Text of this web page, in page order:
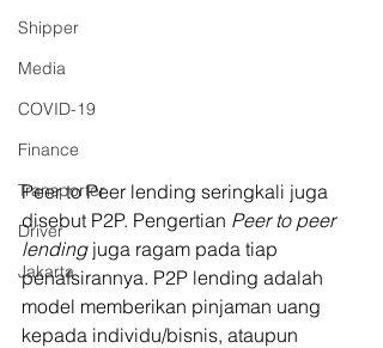
Shipper
Media
COVID-19
Finance
Transporter
Driver
Jakarta
Peer to Peer lending seringkali juga
disebut P2P. Pengertian Peer to peer
lending juga ragam pada tiap
penafsirannya. P2P lending adalah
model memberikan pinjaman uang
kepada individu/bisnis, ataupun